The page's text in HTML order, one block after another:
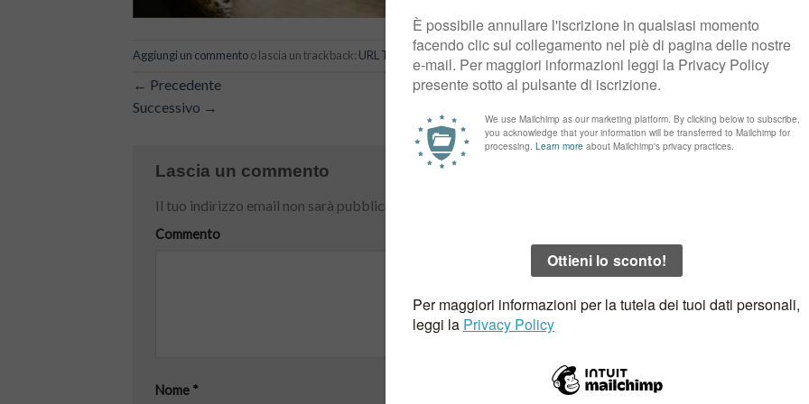
Aggiungi un commentoo lascia un trackback: URL Trackback.
← Precedente
Successivo →
Lascia un commento
Il tuo indirizzo email non sarà pubblicato.
Commento
Nome *